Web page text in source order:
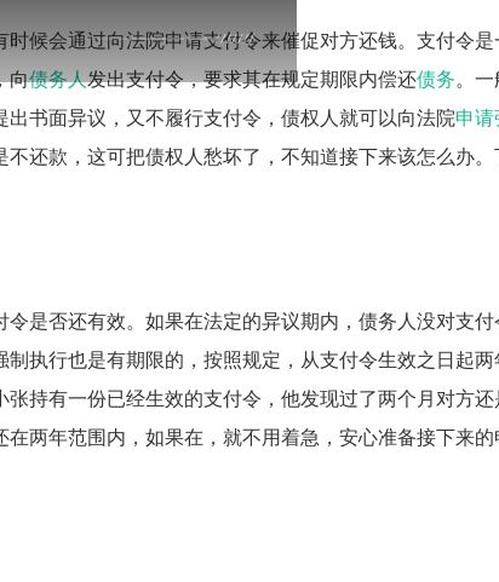
时候会通过向法院申请支付令来催促对方还钱。支付令是
向债务人发出支付令，要求其在规定期限内偿还债务。
书面异议，又不履行支付令，债权人就可以向法院申请
还款，这可把债权人愁坏了，不知道接下来该怎么办。
是否还有效。如果在法定的异议期内，债务人没对支付
制执行也是有期限的，按照规定，从支付令生效之日起两
持有一份已经生效的支付令，他发现过了两个月对方还
两年范围内，如果在，就不用着急，安心准备接下来的